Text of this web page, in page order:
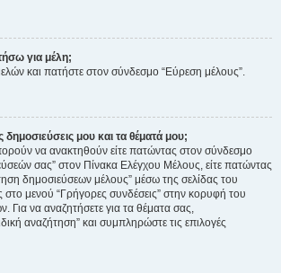
για μέλη;
και πατήστε στον σύνδεσμο “Εύρεση μέλους”.
μου και τα θέματά μου;
να ανακτηθούν είτε πατώντας στον σύνδεσμο
σας” στον Πίνακα Ελέγχου Μέλους, είτε πατώντας
δημοσιεύσεων μέλους” μέσω της σελίδας του
μενού “Γρήγορες συνδέσεις” στην κορυφή του
Για να αναζητήσετε για τα θέματα σας,
αναζήτηση” και συμπληρώστε τις επιλογές